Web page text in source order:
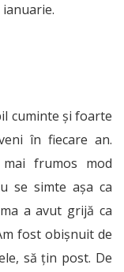
cuminte și foarte
în fiecare an.
frumos mod
se simte așa ca
a avut grijă ca
fost obișnuit de
să țin post. De